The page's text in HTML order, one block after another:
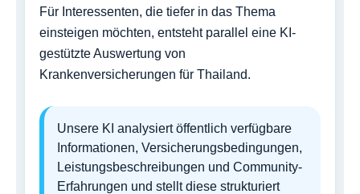
Für Interessenten, die tiefer in das Thema
einsteigen möchten, entsteht parallel eine KI-
gestützte Auswertung von
Krankenversicherungen für Thailand.
Unsere KI analysiert öffentlich verfügbare
Informationen, Versicherungsbedingungen,
Leistungsbeschreibungen und Community-
Erfahrungen und stellt diese strukturiert